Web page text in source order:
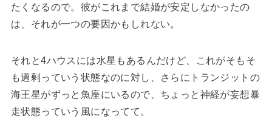
たくなるので。彼がこれまで結婚が安定しなかったの
は、それが一つの要因かもしれない。
それと4ハウスには水星もあるんだけど、これがそもそ
も過剰っていう状態なのに対し、さらにトランジットの
海王星がずっと魚座にいるので、ちょっと神経が妄想暴
走状態っていう風になってて。